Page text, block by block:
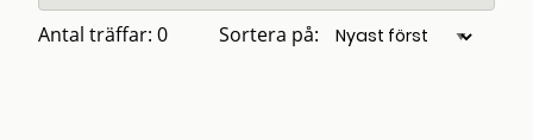
Antal träffar: 0 Sortera på: